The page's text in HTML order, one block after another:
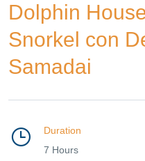
Dolphin
Snorkel con
Samadai
Duration
7 Hours